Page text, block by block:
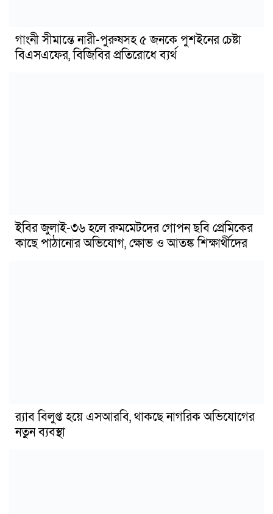
গাংনী সীমান্তে নারী-পুরুষসহ ৫ জনকে পুশইনের চেষ্টা
বিএসএফের, বিজিবির প্রতিরোধে ব্যর্থ
ইবির জুলাই-৩৬ হলে রুমমেটদের গোপন ছবি প্রেমিকের
কাছে পাঠানোর অভিযোগ, ক্ষোভ ও আতঙ্ক শিক্ষার্থীদের
র‍্যাব বিলুপ্ত হয়ে এসআরবি, থাকছে নাগরিক অভিযোগের
নতুন ব্যবস্থা